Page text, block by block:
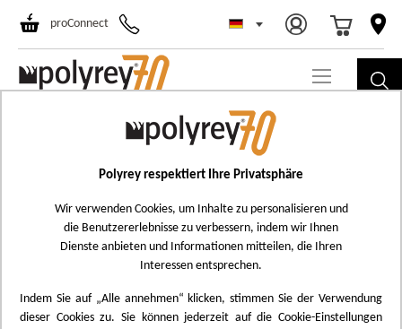
Polyrey respektiert Ihre Privatsphäre
Wir verwenden Cookies, um Inhalte zu personalisieren und
die Benutzererlebnisse zu verbessern, indem wir Ihnen
Dienste anbieten und Informationen mitteilen, die Ihren
Interessen entsprechen.
Indem Sie auf „Alle annehmen“ klicken, stimmen Sie der Verwendung
dieser Cookies zu. Sie können jederzeit auf die Cookie-Einstellungen
proConnect
Select Store
EXTRAMAT
der Originalmaterialien wiedergibt, Sie spüren das
rohe Material.